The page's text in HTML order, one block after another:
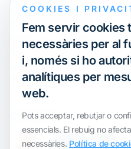
Compliment internacional i
reorganització de grups
Defensa davant inspeccions i
litigis
Valoracions i operacions
financeres
Certification
COOKIES I
Fem servir cookies
necessàries per al
i, només si ho
analítiques per
web.
Pots acceptar, rebutjar o
essencials. El rebuig no
necessàries. Política de